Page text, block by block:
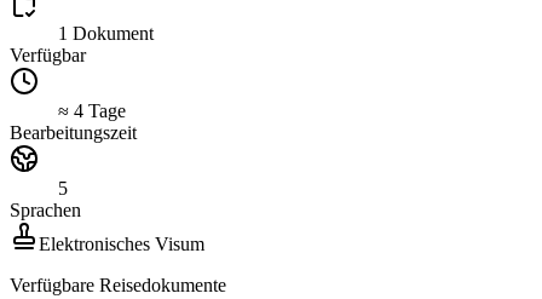
1 Dokument
Verfügbar
≈ 4 Tage
Bearbeitungszeit
5
Sprachen
Elektronisches Visum
Verfügbare Reisedokumente